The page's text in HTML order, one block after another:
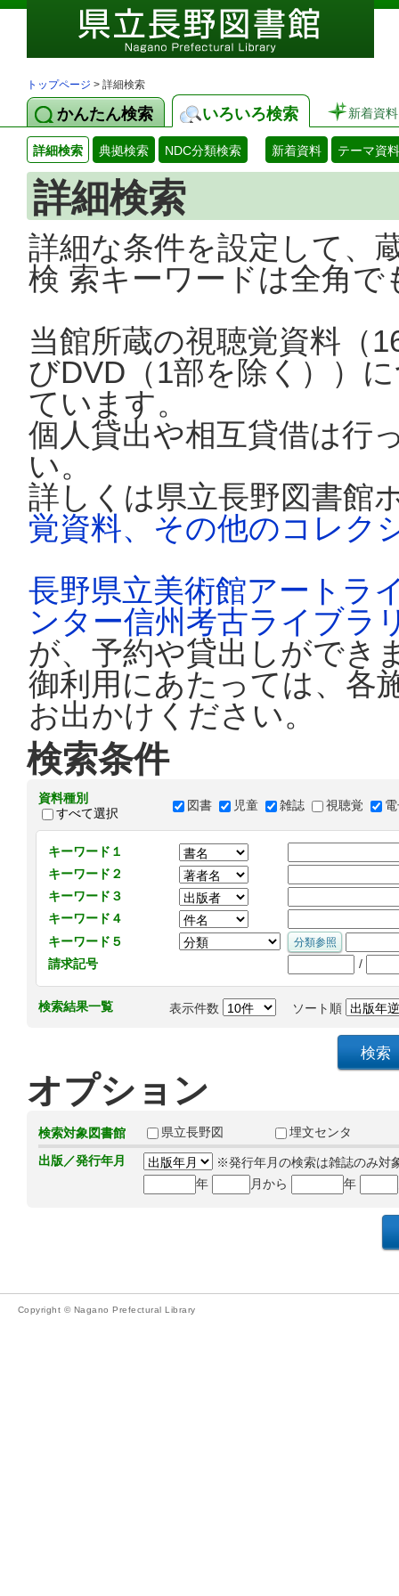
トップページ > 詳細検索
かんたん検索 いろいろ検索 新着資料
詳細検索 典拠検索 NDC分類検索 新着資料 テーマ資料
詳細検索
詳細な条件を設定して、
検 索キーワードは全角
当館所蔵の視聴覚資料（
びDVD（1部を除く））
ています。
個人貸出や相互貸借は行
い。
詳しくは県立長野図書館
覚資料、その他のコレク
長野県立美術館アートラ
ンター信州考古ライブラ
が、予約や貸出しができ
御利用にあたっては、各
お出かけください。
検索条件
資料種別
すべて選択
図書 児童 雑誌 視聴覚
キーワード１
キーワード２
キーワード３
キーワード４
キーワード５
請求記号
/
検索結果一覧 表示件数 ソート順
オプション
検索対象図書館 県立長野図
埋文センタ
出版／発行年月
※発行年月の検索は雑誌のみ対
年
月から 年
Copyright © Nagano Prefectural Library